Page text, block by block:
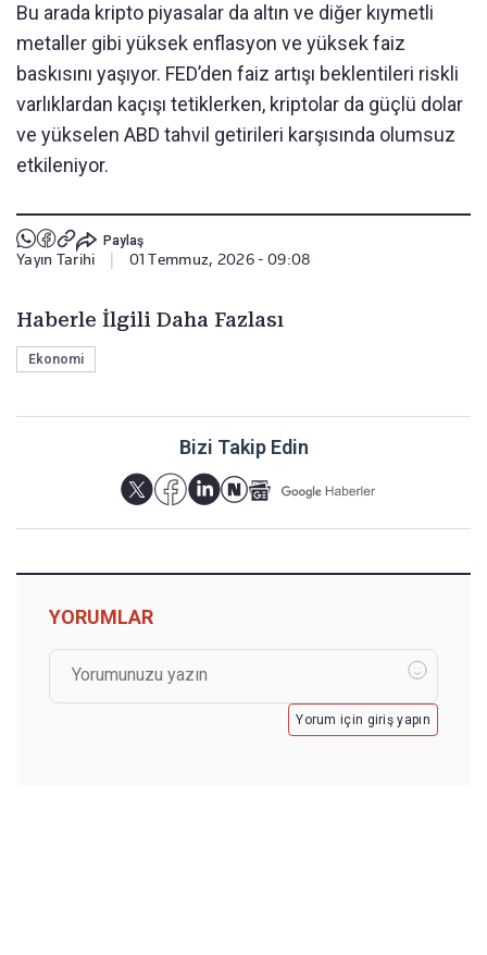
Bu arada kripto piyasalar da altın ve diğer kıymetli
metaller gibi yüksek enflasyon ve yüksek faiz
baskısını yaşıyor. FED’den faiz artışı beklentileri riskli
varlıklardan kaçışı tetiklerken, kriptolar da güçlü dolar
ve yükselen ABD tahvil getirileri karşısında olumsuz
etkileniyor.
Paylaş
Yayın Tarihi 01 Temmuz, 2026 - 09:08
Haberle İlgili Daha Fazlası
Ekonomi
Bizi Takip Edin
YORUMLAR
Yorum için giriş yapın